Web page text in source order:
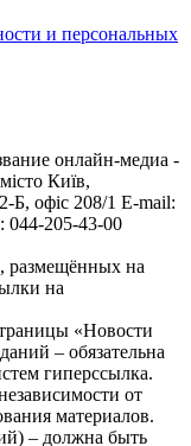
и персональных
онлайн-медиа -
Київ,
офіс 208/1 E-mail:
044-205-43-00
размещённых на
на
«Новости
– обязательна
гиперссылка.
от
материалов.
– должна быть